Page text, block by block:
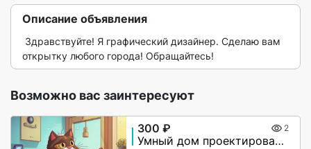
Описание объявления
открытку любого города! Обращайтесь!
Возможно вас заинтересуют
300 ₽ 2
Умный дом проектирование, монтаж и настройка